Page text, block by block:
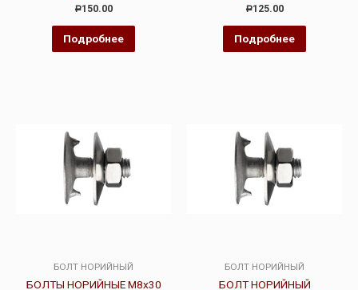
Оценка
из
Р150.00
Подробнее
Оценка
из
Р125.00
Подробнее
БОЛТ НОРИЙНЫЙ
БОЛТЫ НОРИЙНЫЕ М8х30
БОЛТ НОРИЙНЫЙ
БОЛТ НОРИЙНЫЙ